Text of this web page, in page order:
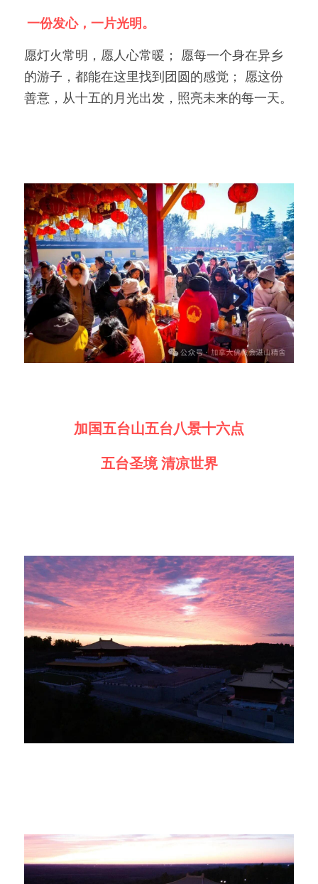
一份发心，一片光明。
愿灯火常明，愿人心常暖； 愿每一个身在异乡
的游子，都能在这里找到团圆的感觉； 愿这份
善意，从十五的月光出发，照亮未来的每一天。
加国五台山五台八景十六点
五台圣境 清凉世界